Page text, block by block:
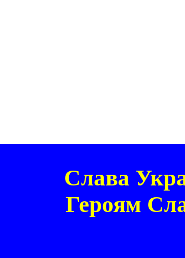
Слава
Героям